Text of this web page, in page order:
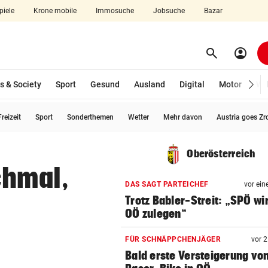
Krone mobile Immosuche Jobsuche Bazar
search Suchen
account_circle
& Society Sport Gesund Ausland Digital Motor
Sport Sonderthemen Wetter Mehr davon Austria goes
Oberösterreich
DAS SAGT PARTEICHEF vor
Trotz Babler-Streit: „SPÖ
OÖ zulegen“
FÜR SCHNÄPPCHENJÄGER vor
Bald erste Versteigerung